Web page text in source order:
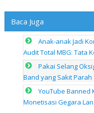
Baca Juga
Anak-anak Jadi
Audit Total MBG: Tata
Pakai Selang
Band yang Sakit Parah
YouTube Banned
Monetisasi Gegara